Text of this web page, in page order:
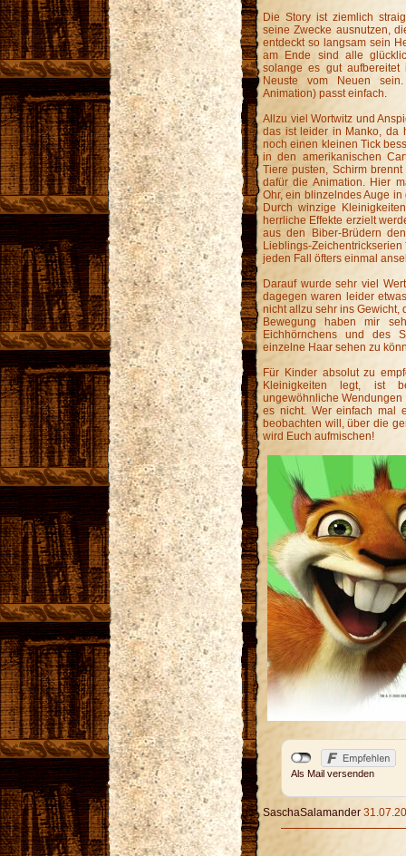
Die Story ist ziemlich
seine Zwecke ausnutzen,
entdeckt so langsam sein
am Ende sind alle
solange es gut
Neuste vom Neuen
Animation) passt einfach.
Allzu viel Wortwitz und
das ist leider in Manko, da
noch einen kleinen Tick
in den amerikanischen
Tiere pusten, Schirm
dafür die Animation. Hier
Ohr, ein blinzelndes Auge
Durch winzige
herrliche Effekte erzielt
aus den Biber-Brüdern
Lieblings-
jeden Fall öfters einmal
Darauf wurde sehr viel
dagegen waren leider
nicht allzu sehr ins
Bewegung haben mir
Eichhörnchens und des
einzelne Haar sehen zu
Für Kinder absolut zu
Kleinigkeiten legt, ist
ungewöhnliche
es nicht. Wer einfach mal
beobachten will, über die
wird Euch aufmischen!
Als Mail versenden
SaschaSalamander